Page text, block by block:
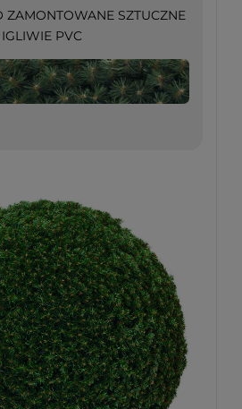
ZAMONTOWANE SZTUCZNE
IGLIWIE PVC